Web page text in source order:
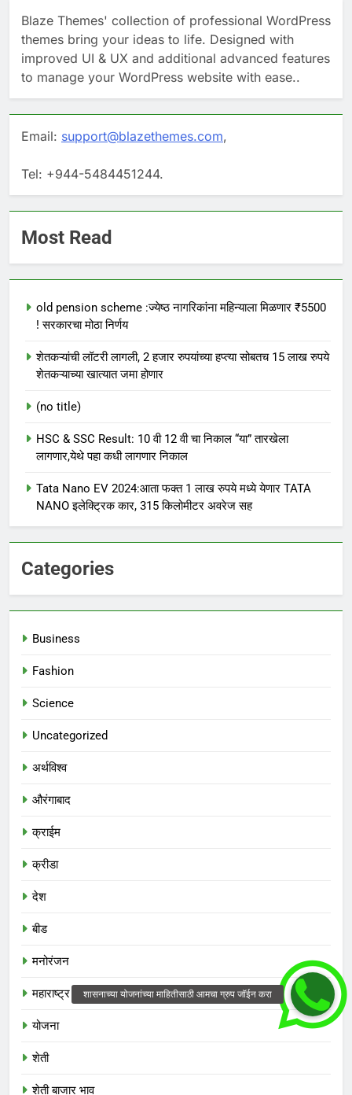
Blaze Themes' collection of professional WordPress
themes bring your ideas to life. Designed with
improved UI & UX and additional advanced features
to manage your WordPress website with ease..
Email: support@blazethemes.com,
Tel: +944-5484451244.
Most Read
old pension scheme :ज्येष्ठ नागरिकांना महिन्याला मिळणार ₹5500
! सरकारचा मोठा निर्णय
शेतकऱ्यांची लॉटरी लागली, 2 हजार रुपयांच्या हप्त्या सोबतच 15 लाख रुपये
शेतकऱ्याच्या खात्यात जमा होणार
(no title)
HSC & SSC Result: 10 वी 12 वी चा निकाल “या” तारखेला
लागणार,येथे पहा कधी लागणार निकाल
Tata Nano EV 2024:आता फक्त 1 लाख रुपये मध्ये येणार TATA
NANO इलेक्ट्रिक कार, 315 किलोमीटर अवरेज सह
Categories
Business
Fashion
Science
Uncategorized
अर्थविश्व
औरंगाबाद
क्राईम
क्रीडा
देश
बीड
मनोरंजन
महाराष्ट्र
योजना
शेती
शेती बाजार भाव